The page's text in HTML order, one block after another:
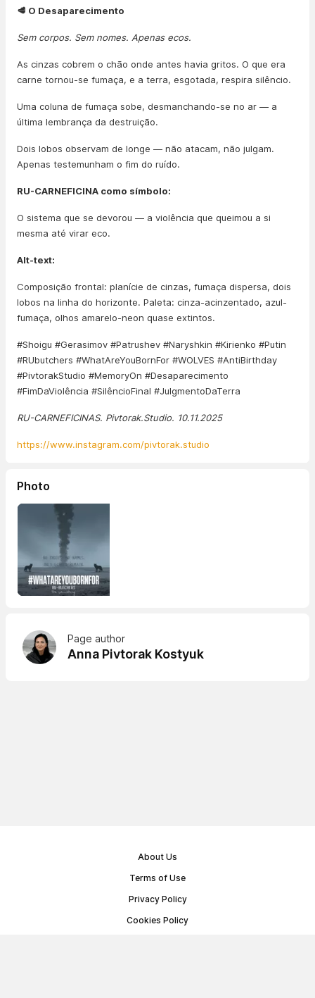
🥩 O Desaparecimento
Sem corpos. Sem nomes. Apenas ecos.
As cinzas cobrem o chão onde antes havia gritos. O que era
carne tornou-se fumaça, e a terra, esgotada, respira silêncio.
Uma coluna de fumaça sobe, desmanchando-se no ar — a
última lembrança da destruição.
Dois lobos observam de longe — não atacam, não julgam.
Apenas testemunham o fim do ruído.
RU-CARNEFICINA como símbolo:
O sistema que se devorou — a violência que queimou a si
mesma até virar eco.
Alt-text:
Composição frontal: planície de cinzas, fumaça dispersa, dois
lobos na linha do horizonte. Paleta: cinza-acinzentado, azul-
fumaça, olhos amarelo-neon quase extintos.
#Shoigu #Gerasimov #Patrushev #Naryshkin #Kirienko #Putin
#RUbutchers #WhatAreYouBornFor #WOLVES #AntiBirthday
#PivtorakStudio #MemoryOn #Desaparecimento
#FimDaViolência #SilêncioFinal #JulgmentoDaTerra
RU-CARNEFICINAS. Pivtorak.Studio. 10.11.2025
https://www.instagram.com/pivtorak.studio
Photo
Page author
Anna Pivtorak Kostyuk
About Us
Terms of Use
Privacy Policy
Cookies Policy